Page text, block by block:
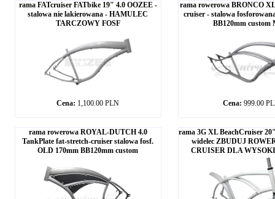
rama FATcruiser FATbike 19" 4.0 OOZEE -
stalowa nie lakierowana - HAMULEC
TARCZOWY FOSF
Cena: 1,100.00 PLN
rama rowerowa BRONCO
cruiser - stalowa
BB120mm custom
Cena: 999.00
rama rowerowa ROYAL-DUTCH 4.0
TankPlate fat-stretch-cruiser stalowa fosf.
OLD 170mm BB120mm custom
rama 3G XL BeachCruiser
widelec ZBUDUJ
CRUISER DLA